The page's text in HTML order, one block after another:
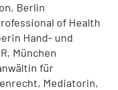
Berlin
of Health
Hand- und
München
für
Mediatorin,